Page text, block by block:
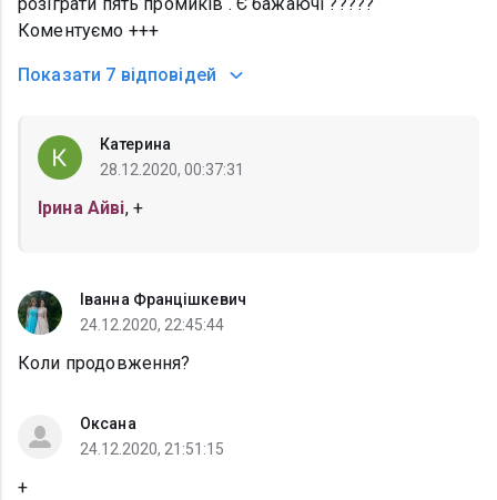
Коментуємо +++
Показати 7 відповідей
Катерина
28.12.2020, 00:37:31
Ірина Айві, +
Іванна Францішкевич
24.12.2020, 22:45:44
Коли продовження?
Оксана
24.12.2020, 21:51:15
+